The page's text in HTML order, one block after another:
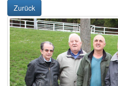
Zurück